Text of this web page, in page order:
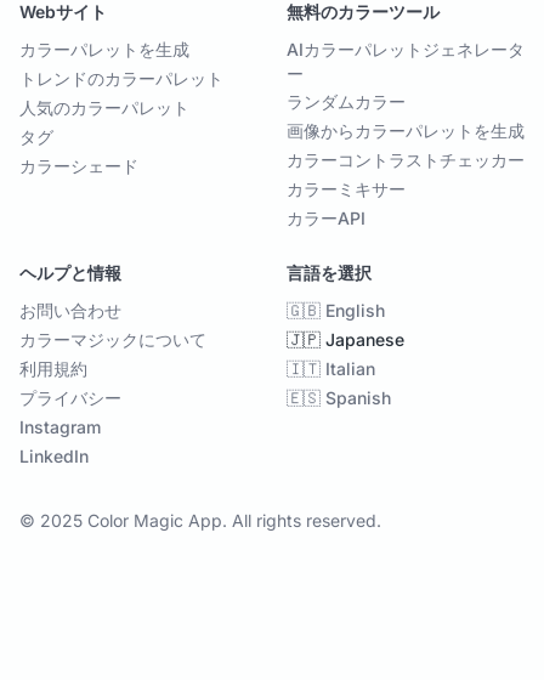
Webサイト
カラーパレットを生成
トレンドのカラーパレット
人気のカラーパレット
タグ
カラーシェード
無料のカラーツール
AIカラーパレットジェネレータ
ー
ランダムカラー
画像からカラーパレットを生成
カラーコントラストチェッカー
カラーミキサー
カラーAPI
ヘルプと情報
お問い合わせ
カラーマジックについて
利用規約
プライバシー
Instagram
LinkedIn
言語を選択
🇬🇧 English
🇯🇵 Japanese
🇮🇹 Italian
🇪🇸 Spanish
© 2025 Color Magic App. All rights reserved.